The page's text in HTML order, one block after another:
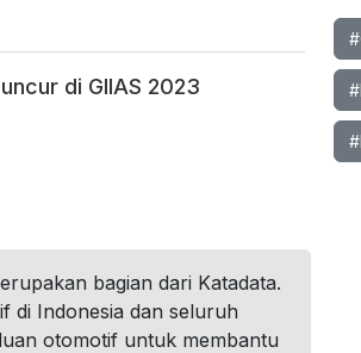
di GIIAS 2023
bagian dari Katadata.
di Indonesia dan seluruh
otomotif untuk membantu